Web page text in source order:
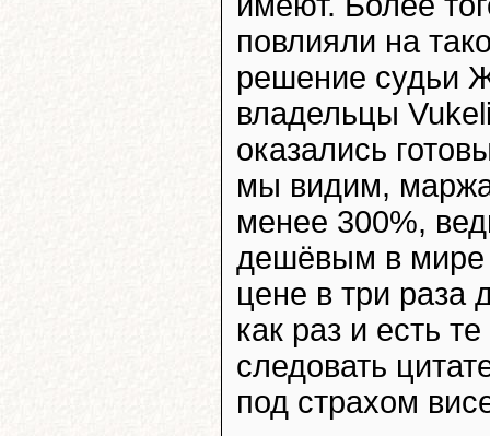
повлияли на
решение судьи
владельцы
оказались
мы видим, маржа
менее 300%,
дешёвым в мире
цене в три раза
как раз и есть
следовать
под страхом